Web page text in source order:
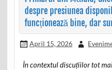
despre presiunea
funcționează bine, dar
April 15, 2026
În contextul discuțiilor tot